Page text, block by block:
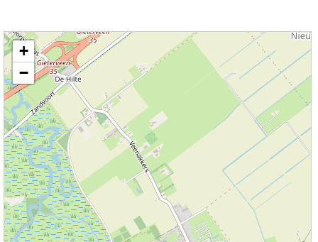
Kaart / Plattegrond Gieterveen centrum
+
−